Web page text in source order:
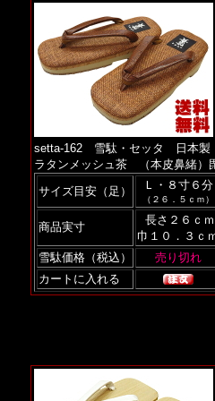
setta-162 雪駄・セッタ 日本製
ラタンメッシュ茶 （本皮鼻緒）
サイズ目安（足）
Ｌ・８寸６分
（２６．５ｃｍ）
商品実寸
長さ２６ｃｍ
巾１０．３ｃ
雪駄価格（税込）
カートに入れる